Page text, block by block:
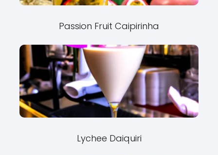
Passion Fruit Caipirinha
Lychee Daiquiri